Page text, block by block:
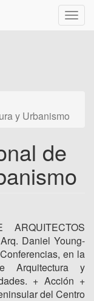
y Urbanismo
de
Daniel Young-
en la
Arquitectura y
+ Acción +
del Centro